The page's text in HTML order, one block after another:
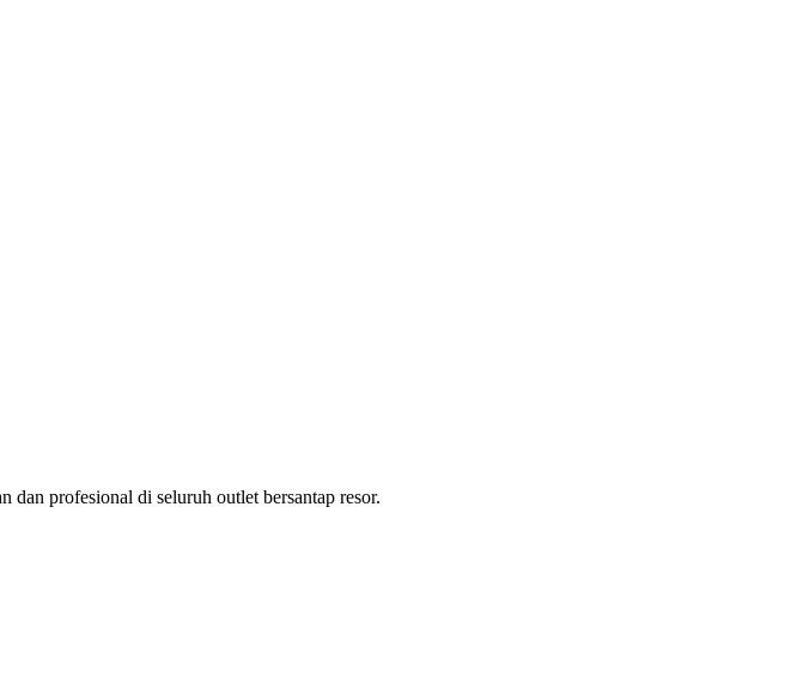
profesional di seluruh outlet bersantap resor.